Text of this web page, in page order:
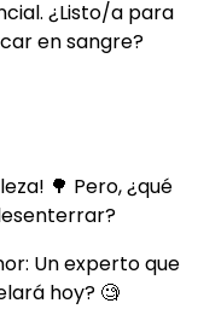
¿Listo/a para
en sangre?
🌳 Pero, ¿qué
Un experto que
hoy? 🧐